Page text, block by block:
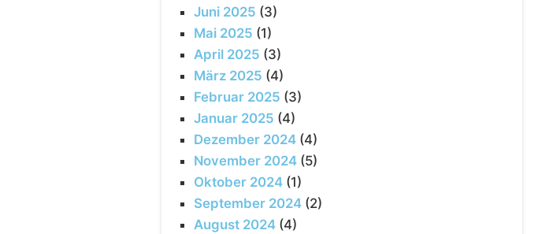
Juni 2025 (3)
Mai 2025 (1)
April 2025 (3)
März 2025 (4)
Februar 2025 (3)
Januar 2025 (4)
Dezember 2024(4)
November 2024(5)
Oktober 2024(1)
September 2024(2)
August 2024(4)